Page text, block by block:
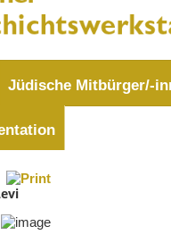
Jüdische Mitbürger/-